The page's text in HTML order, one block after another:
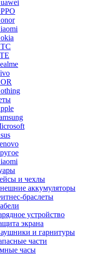
и чехлы
аккумуляторы
браслеты
устройство
экрана
и гарнитуры
части
часы